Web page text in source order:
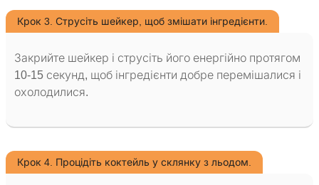
Крок 3. Струсіть шейкер, щоб змішати інгредієнти.
Закрийте шейкер і струсіть його енергійно протягом
10-15 секунд, щоб інгредієнти добре перемішалися і
охолодилися.
Крок 4. Процідіть коктейль у склянку з льодом.